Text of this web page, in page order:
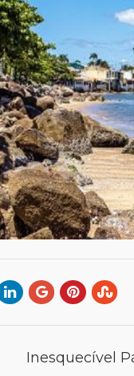
Inesquecível